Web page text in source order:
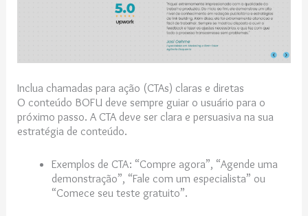
Inclua chamadas para ação (CTAs) claras e diretas
O conteúdo BOFU deve sempre guiar o usuário para o
próximo passo. A CTA deve ser clara e persuasiva na sua
estratégia de conteúdo.
Exemplos de CTA: “Compre agora”, “Agende uma
demonstração”, “Fale com um especialista” ou
“Comece seu teste gratuito”.